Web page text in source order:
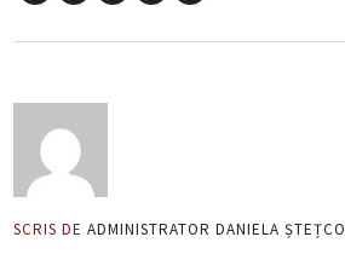
SCRIS DE ADMINISTRATOR DANIELA ȘTEȚCO